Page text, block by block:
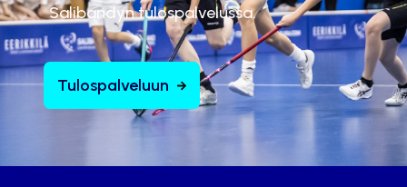
Salibandyn tulospalvelussa.
Tulospalveluun